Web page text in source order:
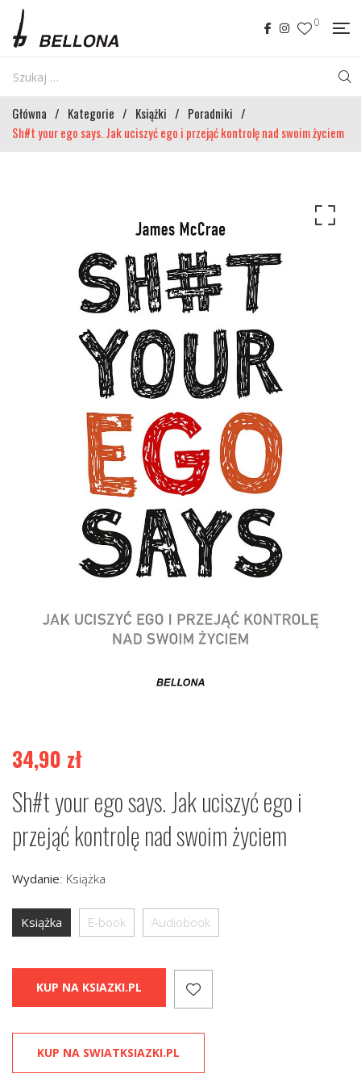
0
Główna / Kategorie / Książki / Poradniki /
Sh#t your ego says. Jak uciszyć ego i przejąć kontrolę nad swoim życiem
34,90 zł
Sh#t your ego says. Jak uciszyć ego i
przejąć kontrolę nad swoim życiem
Wydanie: Książka
Książka E-book Audiobook
KUP NA KSIAZKI.PL
KUP NA SWIATKSIAZKI.PL